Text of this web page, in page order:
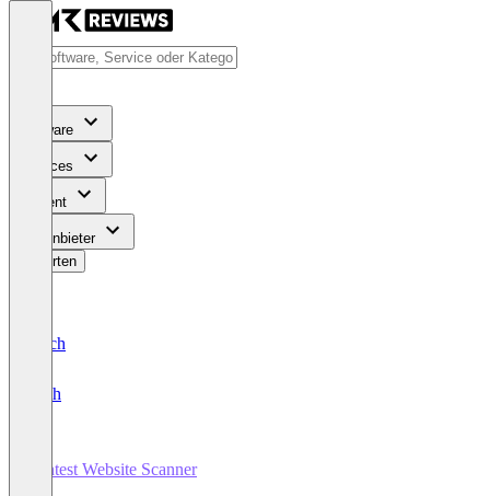
Software
Services
Content
Für Anbieter
Bewerten
Deutsch
English
Pentest Website Scanner